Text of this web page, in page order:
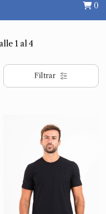
0
1 al 4
Filtrar